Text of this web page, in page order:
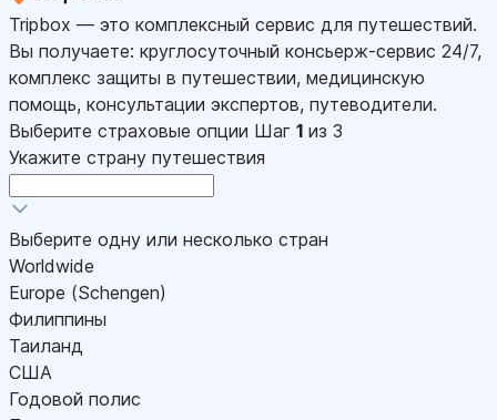
Tripbox — это комплексный сервис для путешествий.
Вы получаете: круглосуточный консьерж-сервис 24/7,
комплекс защиты в путешествии, медицинскую
помощь, консультации экспертов, путеводители.
Выберите страховые опции Шаг 1 из 3
Укажите страну путешествия
Выберите одну или несколько стран
Worldwide
Europe (Schengen)
Филиппины
Таиланд
США
Годовой полис